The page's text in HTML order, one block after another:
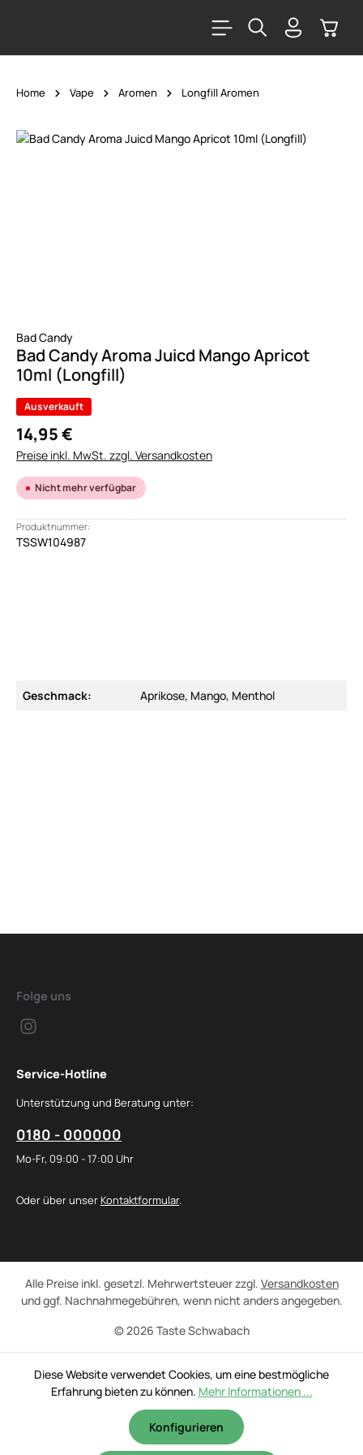
Home Vape Aromen Longfill Aromen
Bildergalerie überspringen
Bad Candy
Bad Candy Aroma Juicd Mango Apricot
10ml (Longfill)
Ausverkauft
14,95 €
Preise inkl. MwSt. zzgl. Versandkosten
Nicht mehr verfügbar
Produktnummer:
TSSW104987
Geschmack: Aprikose, Mango, Menthol
Folge uns
Service-Hotline
Unterstützung und Beratung unter:
0180 - 000000
Mo-Fr, 09:00 - 17:00 Uhr
Oder über unser Kontaktformular.
© 2026 Taste Schwabach
Alle Preise inkl. gesetzl. Mehrwertsteuer zzgl. Versandkosten
und ggf. Nachnahmegebühren, wenn nicht anders angegeben.
Diese Website verwendet Cookies, um eine bestmögliche
Erfahrung bieten zu können. Mehr Informationen ...
Konfigurieren